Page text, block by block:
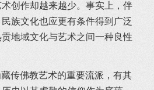
创作却越来越少。事实上，伴
族文化也应更有条件得到广泛
地域文化与艺术之间一种良性
佛教艺术的重要流派，有其